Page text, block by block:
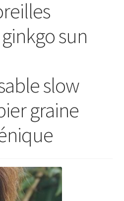
sun
slow
graine